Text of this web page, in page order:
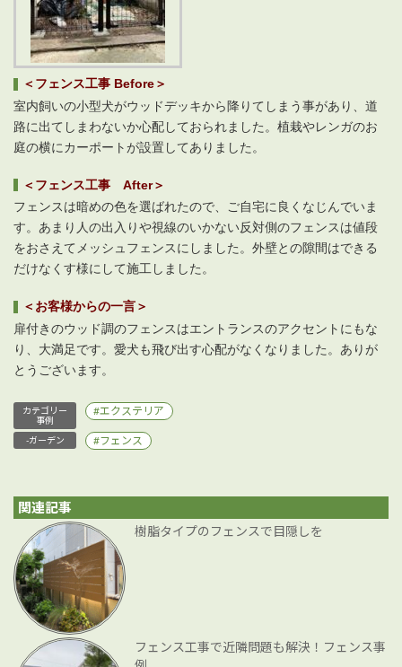
＜フェンス工事 Before＞
室内飼いの小型犬がウッドデッキから降りてしまう事があり、道
路に出てしまわないか心配しておられました。植栽やレンガのお
庭の横にカーポートが設置してありました。
＜フェンス工事 After＞
フェンスは暗めの色を選ばれたので、ご自宅に良くなじんでいま
す。あまり人の出入りや視線のいかない反対側のフェンスは値段
をおさえてメッシュフェンスにしました。外壁との隙間はできる
だけなくす様にして施工しました。
＜お客様からの一言＞
扉付きのウッド調のフェンスはエントランスのアクセントにもな
り、大満足です。愛犬も飛び出す心配がなくなりました。ありが
とうございます。
カテゴリー
事例
エクステリア
-ガーデン フェンス
関連記事
樹脂タイプのフェンスで目隠しを
フェンス工事で近隣問題も解決！フェンス事